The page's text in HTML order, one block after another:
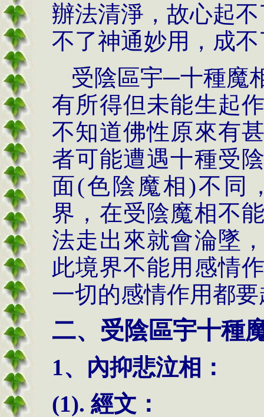
辦法清淨，故心起
不了神通妙用，成
受陰區宇─十種魔
有所得但未能生起
不知道佛性原來有
者可能遭遇十種受
面(色陰魔相)不同
界，在受陰魔相不
法走出來就會淪墜
此境界不能用感情
一切的感情作用都
二、受陰區宇十種
1、內抑悲泣相：
(1). 經文：